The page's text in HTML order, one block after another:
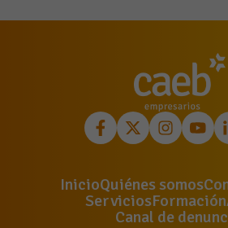
InicioQuiénes somos
ServiciosFormación
Canal de